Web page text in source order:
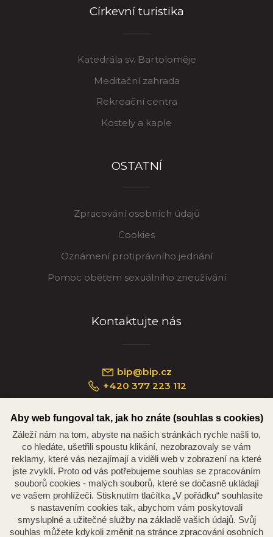
Církevní turistika
Katedrála sv. Bartoloměje
Meditační zahrada
Rekreační centra
Kostely a kaple
OSTATNÍ
Zpracování osobních údajů
Cookies
Oznámení protiprávního jednání
Pomoc obětem sexuálního zneužívání
Kontaktujte nás
bip@bip.cz
+420 377 223 112
Náměstí Republiky 234/35, 301 00 Plzeň
Aby web fungoval tak, jak ho znáte (souhlas s cookies)
Záleží nám na tom, abyste na našich stránkách rychle našli to,
co hledáte, ušetřili spoustu klikání, nezobrazovaly se vám
reklamy, které vás nezajímají a viděli web v zobrazení na které
jste zvyklí. Proto od vás potřebujeme souhlas se zpracováním
souborů cookies - malých souborů, které se dočasně ukládají
ve vašem prohlížeči. Stisknutím tlačítka „V pořádku“ souhlasíte
s nastavením cookies tak, abychom vám poskytovali
smysluplné a užitečné služby na základě vašich údajů. Svůj
souhlas můžete kdykoli změnit na stránce zpracování osobních